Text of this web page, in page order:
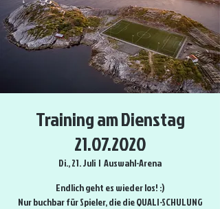
Training am Dienstag
21.07.2020
Di., 21. Juli
  |
Auswahl-Arena
Endlich geht es wieder los! :)
Nur buchbar für Spieler, die die QUALI-SCHULUNG